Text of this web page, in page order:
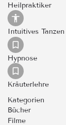
Heilpraktiker
Intuitives Tanzen
Hypnose
Kräuterlehre
Kategorien
Bücher
Filme